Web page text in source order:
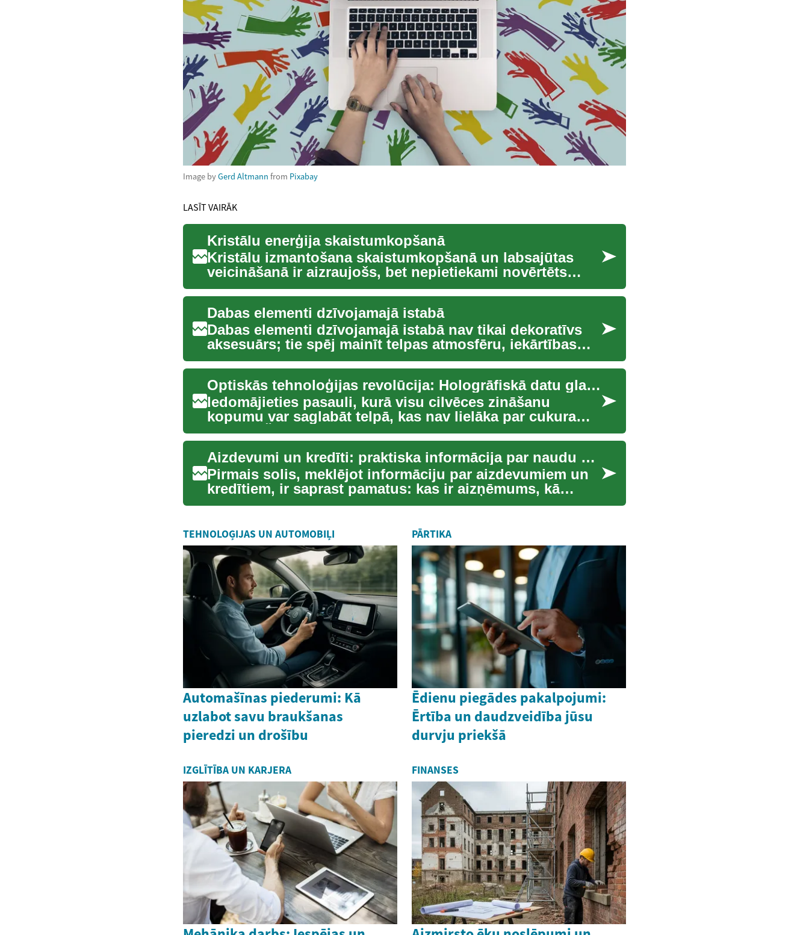
Image byGerd Altmann from Pixabay
LASĪT VAIRĀK
Kristālu enerģija skaistumkopšanā
Kristālu izmantošana skaistumkopšanā un labsajūtas
veicināšanā ir aizraujošs, bet nepietiekami novērtēts
virziens, ka...
Dabas elementi dzīvojamajā istabā
Dabas elementi dzīvojamajā istabā nav tikai dekoratīvs
aksesuārs; tie spēj mainīt telpas atmosfēru, iekārtības
funkci...
Optiskās tehnoloģijas revolūcija: Hologrāfiskā datu glabāšana
Iedomājieties pasauli, kurā visu cilvēces zināšanu
kopumu var saglabāt telpā, kas nav lielāka par cukura
kubiņu. Šī f...
Aizdevumi un kredīti: praktiska informācija par naudu un banku pakalpojumiem
Pirmais solis, meklējot informāciju par aizdevumiem un
kredītiem, ir saprast pamatus: kas ir aizņēmums, kā
darbojas p...
TEHNOLOĢIJAS UN AUTOMOBIĻI
Automašīnas piederumi: Kā
uzlabot savu braukšanas
pieredzi un drošību
PĀRTIKA
Ēdienu piegādes pakalpojumi:
Ērtība un daudzveidība jūsu
durvju priekšā
IZGLĪTĪBA UN KARJERA FINANSES